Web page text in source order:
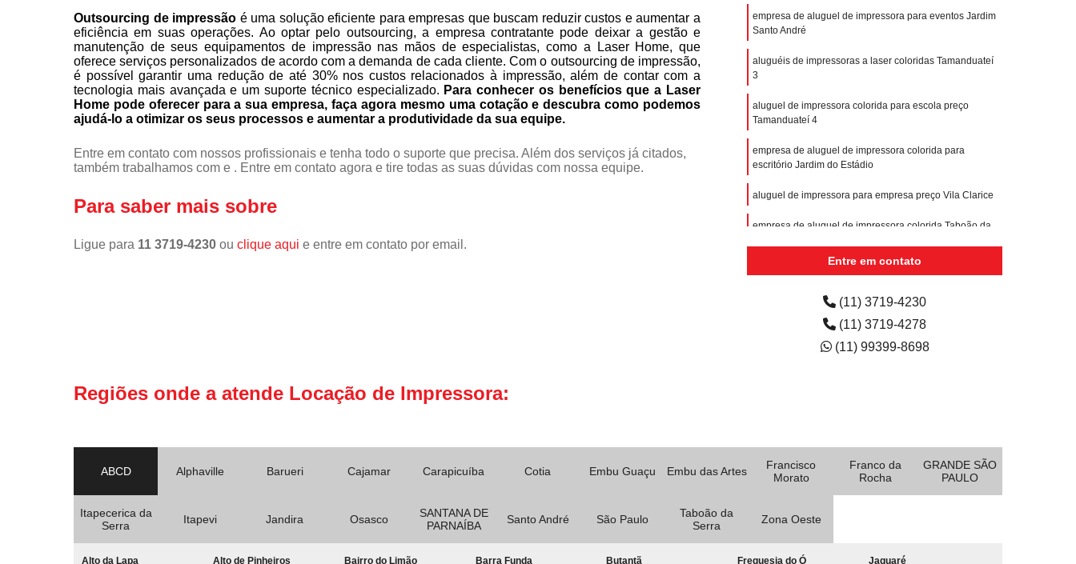
Outsourcing de impressão é uma solução eficiente para empresas que buscam reduzir custos e aumentar a
eficiência em suas operações. Ao optar pelo outsourcing, a empresa contratante pode deixar a gestão e
manutenção de seus equipamentos de impressão nas mãos de especialistas, como a Laser Home, que
oferece serviços personalizados de acordo com a demanda de cada cliente. Com o outsourcing de impressão,
é possível garantir uma redução de até 30% nos custos relacionados à impressão, além de contar com a
tecnologia mais avançada e um suporte técnico especializado. Para conhecer os benefícios que a Laser
Home pode oferecer para a sua empresa, faça agora mesmo uma cotação e descubra como podemos
ajudá-lo a otimizar os seus processos e aumentar a produtividade da sua equipe.
Entre em contato com nossos profissionais e tenha todo o suporte que precisa. Além dos serviços já citados,
também trabalhamos com e . Entre em contato agora e tire todas as suas dúvidas com nossa equipe.
Para saber mais sobre
Ligue para 11 3719-4230 ou clique aqui e entre em contato por email.
empresa de aluguel de impressora para eventos Jardim
Santo André
aluguéis de impressoras a laser coloridas Tamanduateí
3
aluguel de impressora colorida para escola preço
Tamanduateí 4
empresa de aluguel de impressora colorida para
escritório Jardim do Estádio
aluguel de impressora para empresa preço Vila Clarice
empresa de aluguel de impressora colorida Taboão da
Entre em contato
(11) 3719-4230
(11) 3719-4278
(11) 99399-8698
Regiões onde a atende Locação de Impressora:
ABCD Alphaville Barueri Cajamar Carapicuíba Cotia Embu Guaçu Embu das Artes
Francisco
Morato
Franco da
Rocha
GRANDE SÃO
PAULO
Itapecerica da
Serra
Itapevi Jandira Osasco
SANTANA DE
PARNAÍBA
Santo André São Paulo
Taboão da
Serra
Zona Oeste
Alto da Lapa Alto de Pinheiros Bairro do Limão Barra Funda Butantã Freguesia do Ó Jaguaré